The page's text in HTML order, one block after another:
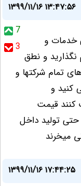
۱۳۹۹/۱۱/۱۶ ۱۳:۴۷:۵۶
7
3
خدمات و
نگذارید و نطق
تمام شرکتها و
کنید و
کنند قیمت
حتی تولید داخل
میخرند
۱۳۹۹/۱۱/۱۶ ۱۷:۴۴:۲۵